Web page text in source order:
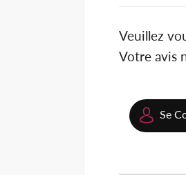
Veuillez
Votre avis
Se